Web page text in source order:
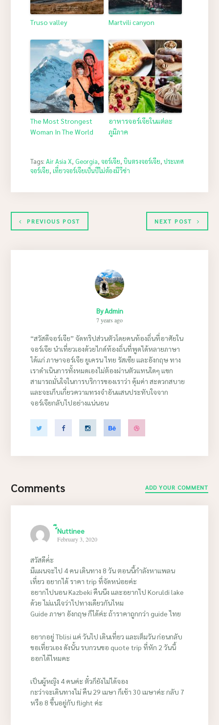
Truso valley Martvili canyon
The Most Strongest
Woman In The World
อาหารจอร์เจียในแต่ละ
ภูมิภาค
Tags:Air Asia X, Georgia,จอร์เจีย,บินตรงจอร์เจีย,ประเทศ
จอร์เจีย,เที่ยวจอร์เจียเป็นปีไม่ต้องมีวีซ่า
PREVIOUS POST NEXT POST
ByAdmin
7 years ago
“สวัสดีจอร์เจีย” จัดทริปส่วนตัวโดยคนท้องถิ่นที่อาศัยใน
จอร์เจีย นำเที่ยวเองด้วยไกด์ท้องถิ่นที่พูดได้หลายภาษา
ได้แก่ ภาษาจอร์เจีย ยูเครน ไทย รัสเซีย และอังกฤษ ทาง
เราดำเนินการทั้งหมดเองไม่ต้องผ่านตัวแทนใดๆ แขก
สามารถมั่นใจในการบริการของเราว่า คุ้มค่า สะดวกสบาย
และจะเก็บเกี่ยวความทรงจำอันแสนประทับใจจาก
จอร์เจียกลับไปอย่างแน่นอน
Comments ADD YOUR COMMENT
์ีNuttinee
February 3, 2020
สวัสดีค่่ะ
มีแผนจะไป 4 คน เดินทาง 8 วัน ตอนนี้กำลังหาแพลน
เที่ยว อยากได้ ราคา trip ที่จัดหน่อยค่ะ
อยากไปนอน Kazbeki คืนนึง และอยากไป Koruldi lake
ด้วย ไม่แน่ใจว่าไปทางเดียวกันไหม
Guide ภาษา อังกฤษ ก็ได้ค่ะ ถ้าราคาถูกกว่า guide ไทย
อยากอยู่ Tblisi แค่ วันไป เดินเที่ยว และเต็มวัน ก่อนกลับ
ขอเที่ยวเอง ดังนั้น รบกวนขอ quote trip ที่หัก 2 วันนี้
ออกได้ไหมคะ
เป็นผู้หญิง 4 คนค่ะ ตั๋วก็ยังไม่ได้จอง
กะว่าจะเดินทางไม่ คืน 29 เมษา ก็เช้า 30 เมษาค่ะ กลับ 7
หรือ 8 ขึ้นอยู่กับ flight ค่ะ